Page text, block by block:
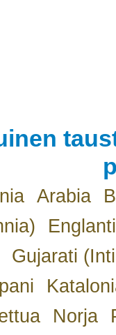
Arabia
Gujarati
Norja